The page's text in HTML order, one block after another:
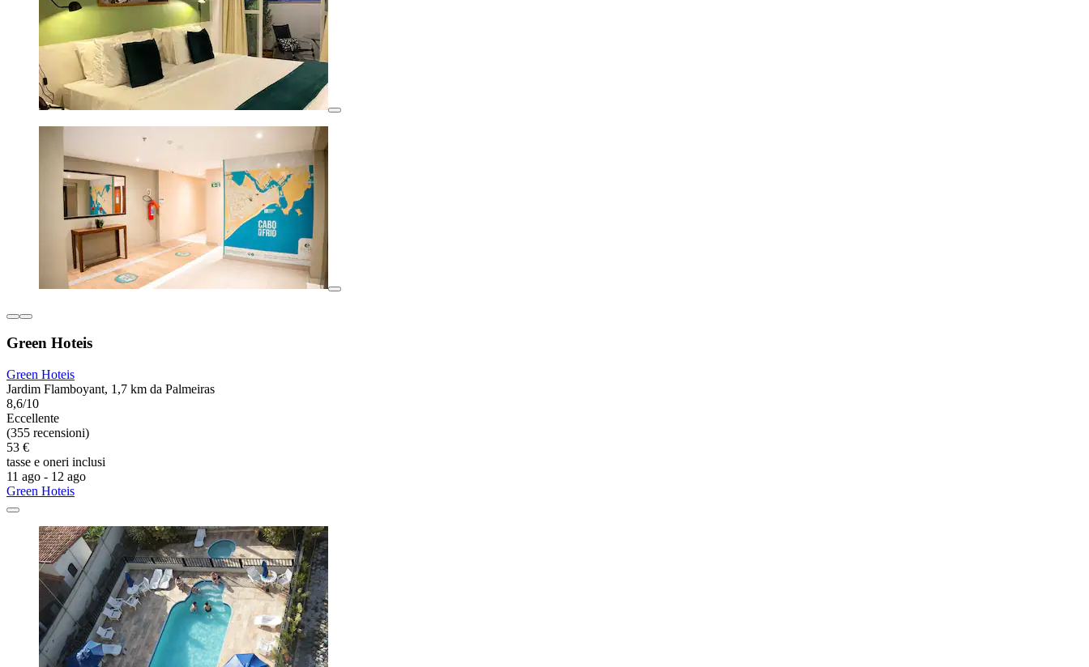
Green Hoteis
Green Hoteis
Jardim Flamboyant, 1,7 km da Palmeiras
8,6/10
Eccellente
(355 recensioni)
53 €
tasse e oneri inclusi
11 ago - 12 ago
Green Hoteis